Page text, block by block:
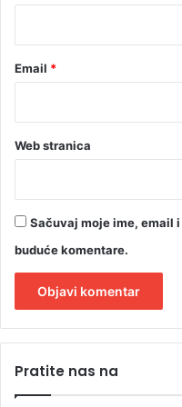
Email *
Web stranica
Sačuvaj moje ime, email
buduće komentare.
tPratite nas na